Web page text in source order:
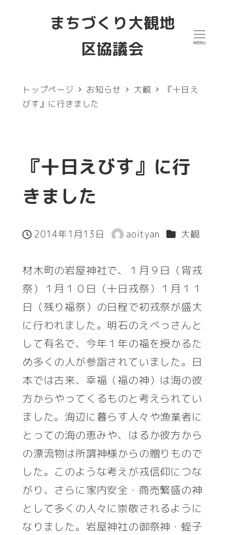
まちづくり大観地
区協議会
MENU
トップページ お知らせ 大観
『十日え
びす』に行きました
『十日えびす』に行
きました
投稿日
2014年1月13日
著
aoityan カテゴリー
大観
材木町の岩屋神社で、１月９日（宵戎
祭）１月１０日（十日戎祭）１月１１
日（残り福祭）の日程で初戎祭が盛大
に行われました。明石のえべっさんと
して有名で、今年１年の福を授かるた
め多くの人が参詣されていました。日
本では古来、幸福（福の神）は海の彼
方からやってくるものと考えられてい
ました。海辺に暮らす人々や漁業者に
とっての海の恵みや、はるか彼方から
の漂流物は所謂神様からの贈りもので
した。このような考えが戎信仰につな
がり、さらに家内安全・商売繁盛の神
として多くの人々に崇敬されるように
なりました。岩屋神社の御祭神・蛭子